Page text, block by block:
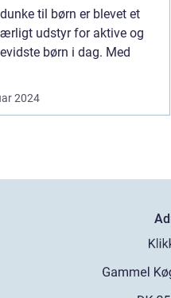
til børn er blevet et
udstyr for aktive og
børn i dag. Med
2024